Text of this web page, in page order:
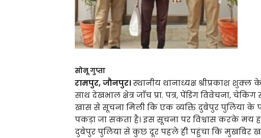
सोनू गुप्ता
रामपुर, जौनपुर।स्थानीय थानाध्यक्ष श्रीप्रकाश
साथ देखभाल क्षेत्र जाँच प्रा. पत्र, पेंडिंग विवेचना,
खास से सूचना मिली कि एक व्यक्ति दुबेपुर पुलिया के
पकड़ा जा सकता है। इस सूचना पर विश्वास करके
दुबेपुर पुलिया से कुछ दूर पहले ही पहुंचा कि मुखबिर